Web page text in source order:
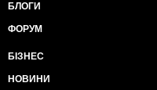
БЛОГИ
ФОРУМ
БІЗНЕС
НОВИНИ